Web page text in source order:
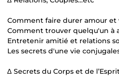
Comment faire durer amour et
Comment trouver quelqu'un à
Entretenir amitié et relations
Les secrets d'une vie
∆ Secrets du Corps et de